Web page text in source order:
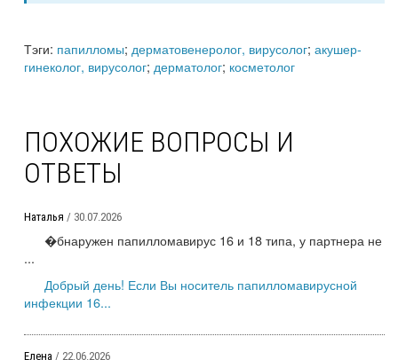
Тэги: папилломы; дерматовенеролог, вирусолог; акушер-
гинеколог, вирусолог; дерматолог; косметолог
ПОХОЖИЕ ВОПРОСЫ И
ОТВЕТЫ
Наталья / 30.07.2026
�бнаружен папилломавирус 16 и 18 типа, у партнера не
...
Добрый день! Если Вы носитель папилломавирусной
инфекции 16...
Елена / 22.06.2026